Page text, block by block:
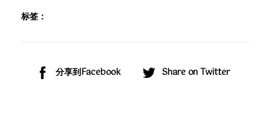
标签：
分享到Facebook Share on Twitter